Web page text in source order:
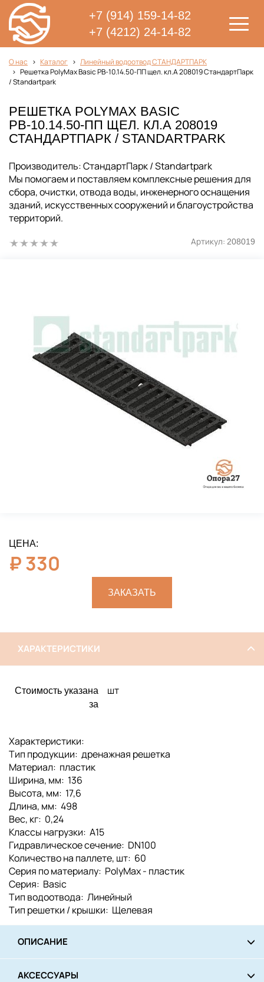
+7 (914) 159-14-82
+7 (4212) 24-14-82
О нас Каталог
Линейный водоотвод СТАНДАРТПАРК
Решетка PolyMax Basic РВ-10.14.50-ПП щел. кл.А 208019 СтандартПарк
/ Standartpark
РЕШЕТКА POLYMAX BASIC
РВ-10.14.50-ПП ЩЕЛ. КЛ.А 208019
СТАНДАРТПАРК / STANDARTPARK
Производитель: СтандартПарк / Standartpark
Мы помогаем и поставляем комплексные решения для
сбора, очистки, отвода воды, инженерного оснащения
зданий, искусственных сооружений и благоустройства
территорий.
Артикул: 208019
ЦЕНА:
₽330
ЗАКАЗАТЬ
ХАРАКТЕРИСТИКИ
Стоимость указана
за
шт
Характеристики:
Тип продукции: дренажная решетка
Материал: пластик
Ширина, мм: 136
Высота, мм: 17,6
Длина, мм: 498
Вес, кг: 0,24
Класcы нагрузки: A15
Гидравлическое сечение: DN100
Количество на паллете, шт: 60
Серия по материалу: PolyMax - пластик
Серия: Basic
Тип водоотвода: Линейный
Тип решетки / крышки: Щелевая
ОПИСАНИЕ
АКСЕССУАРЫ